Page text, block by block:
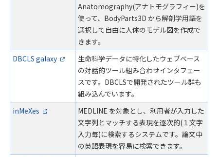
Anatomography(アナトモグラフィー)を
使って、BodyParts3D から解剖学用語を
選択して自由に人体のモデル図を作成で
きます。
DBCLS galaxy
生命科学データに特化したウェブベース
の対話的ツール組み合わせインタフェー
スです。DBCLSで開発されたツール群も
組み込んでいます。
inMeXes
MEDLINE を対象とし、利用者が入力した
文字列とマッチする表現を逐次的(１文字
入力毎)に検索するシステムです。論文中
の英語表現を容易に検索できます。